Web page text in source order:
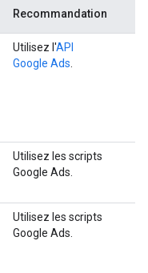
Recommandation
Utilisez l'API
Google Ads
Utilisez les scripts
Google Ads.
Utilisez les scripts
Google Ads.